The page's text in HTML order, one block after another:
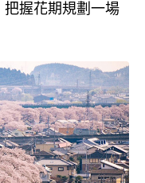
握花期規劃一場